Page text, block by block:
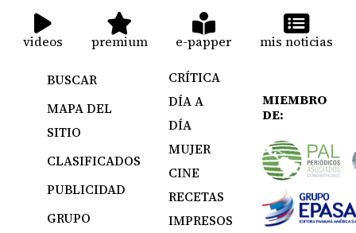
videos premium e-papper mis noticias
BUSCAR
MAPA DEL
SITIO
CLASIFICADOS
PUBLICIDAD
GRUPO
CRÍTICA
DÍA A
DÍA
MUJER
CINE
RECETAS
IMPRESOS
MIEMBRO
DE: